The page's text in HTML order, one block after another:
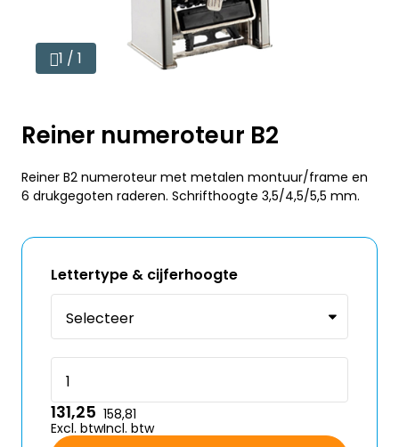
1 / 1
Reiner numeroteur B2
Reiner B2 numeroteur met metalen montuur/frame en
6 drukgegoten raderen. Schrifthoogte 3,5/4,5/5,5 mm.
Lettertype & cijferhoogte
131,25
Excl. btw
158,81
Incl. btw